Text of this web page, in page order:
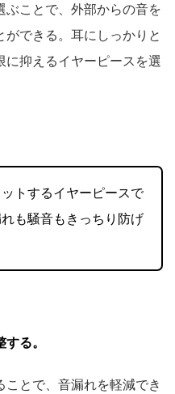
ことで、外部からの音を
できる。耳にしっかりと
に抑えるイヤーピースを選
トするイヤーピースで
も騒音もきっちり防げ
る。
とで、音漏れを軽減でき